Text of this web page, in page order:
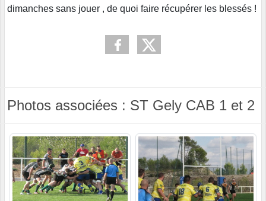
dimanches sans jouer , de quoi faire récupérer les blessés !
Photos associées : ST Gely CAB 1 et 2